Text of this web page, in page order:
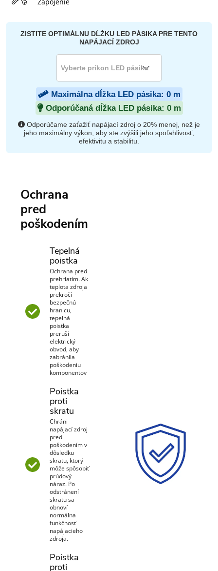
ZISTITE OPTIMÁLNU DĹŽKU LED PÁSIKA PRE TENTO
NAPÁJACÍ ZDROJ
Maximálna dĺžka LED pásika: 0m
Odporúčaná dĺžka LED pásika: 0m
Odporúčame zaťažiť napájací zdroj o 20% menej, než je
jeho maximálny výkon, aby ste zvýšili jeho spoľahlivosť,
efektivitu a stabilitu.
Ochrana
pred
poškodením
Tepelná
poistka
Ochrana pred
prehriatím. Ak
teplota zdroja
prekročí
bezpečnú
hranicu,
tepelná
poistka
preruší
elektrický
obvod, aby
zabránila
poškodeniu
komponentov
Poistka
proti
skratu
Chráni
napájací zdroj
pred
poškodením v
dôsledku
skratu, ktorý
môže spôsobiť
prúdový
náraz. Po
odstránení
skratu sa
obnoví
normálna
funkčnosť
napájacieho
zdroja.
Poistka
proti